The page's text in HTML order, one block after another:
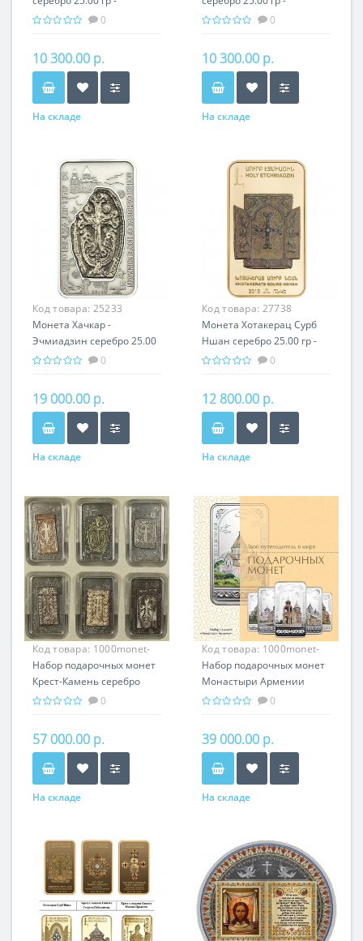
православный подарок
0
10 300.00 р.
На складе
православный подарок
0
10 300.00 р.
На складе
Код товара: 25233
Монета Хачкар -
Эчмиадзин серебро 25.00
гр - православный
0
19 000.00 р.
На складе
Код товара: 27738
Монета Хотакерац Сурб
Ншан серебро 25.00 гр -
православный подарок
0
12 800.00 р.
На складе
Код товара: 1000monet-
003
Набор подарочных монет
Крест-Камень серебро
150.00 гр - провославный
Хачкары
0
57 000.00 р.
На складе
Код товара: 1000monet-
002
Набор подарочных монет
Монастыри Армении
серебро 150.00 гр -
Армении
0
39 000.00 р.
На складе